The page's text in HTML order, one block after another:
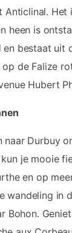
Anticlinal. Het
heen is
bestaat uit
de Falize
Hubert
naar Durbuy
je mooie
en op
wandeling in
Bohon.